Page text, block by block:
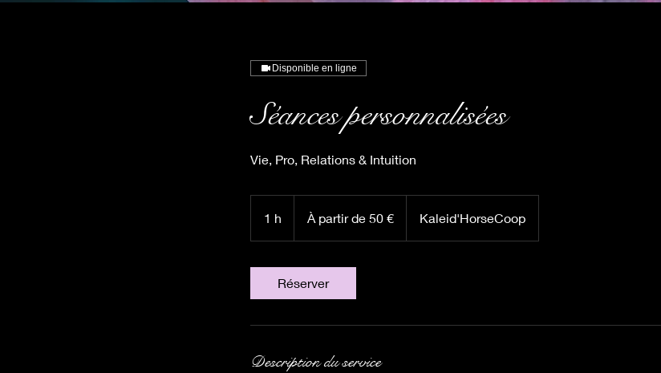
Disponible en ligne
Séances personnalisées
Vie, Pro, Relations & Intuition
1 h À partir de 50 € Kaleid'HorseCoop
Réserver
Description du service